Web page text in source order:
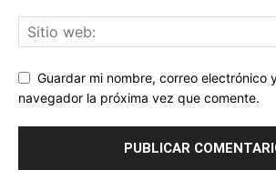
Guardar mi nombre, correo electrónico
navegador la próxima vez que comente.